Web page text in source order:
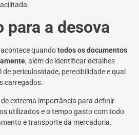
para a desova
quandotodos os documentos
, além de identificar detalhes
periculosidade, perecibilidade e qual
carregados.
extrema importância para definir
utilizados e o tempo gasto com todo
e transporte da mercadoria.